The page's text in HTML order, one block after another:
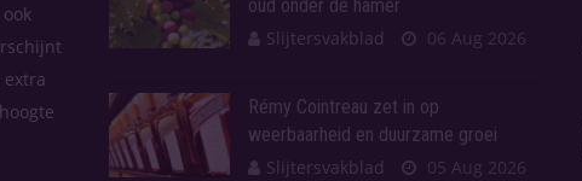
oud onder de hamer
Slijtersvakblad
06 Aug 2026
Rémy Cointreau zet in op
weerbaarheid en duurzame groei
Slijtersvakblad
05 Aug 2026